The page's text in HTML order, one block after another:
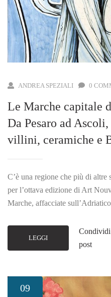
ANDREA SPEZIALI 0
Le Marche capitale
Da Pesaro ad
villini, ceramiche e
C’è una regione che più di altre
per l’ottava edizione di Art
Marche, affacciate
LEGGI
Condividi
post
09